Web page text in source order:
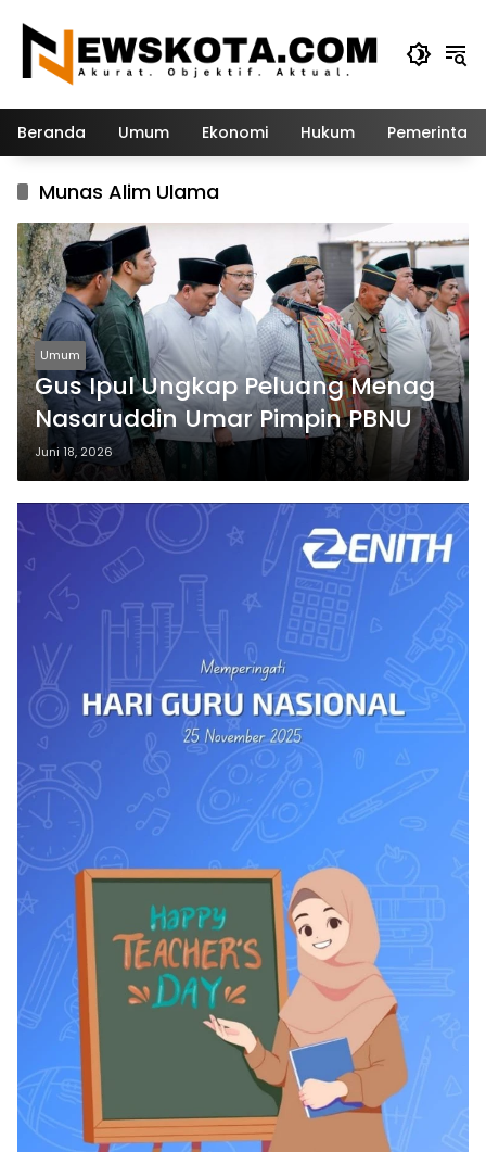
konten
Beranda Umum Ekonomi Hukum
Munas Alim Ulama
Umum
Gus Ipul Ungkap Peluang Menag
Nasaruddin Umar Pimpin PBNU
Juni 18, 2026